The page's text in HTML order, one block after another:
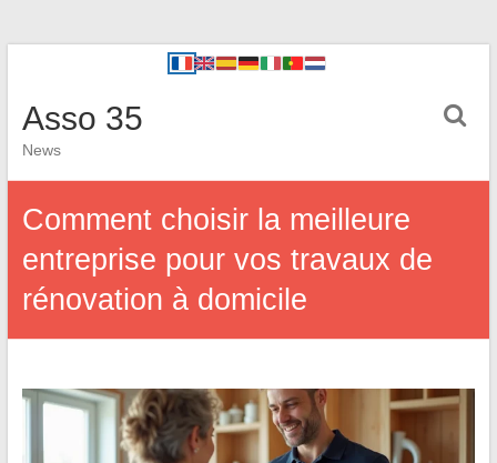
Asso 35
News
Comment choisir la meilleure
entreprise pour vos travaux de
rénovation à domicile